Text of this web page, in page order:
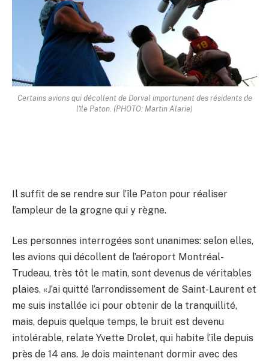
Certains avions qui décollent de Dorval importunent des résidents de
l'île Paton. (PHOTO: Martin Alarie)
Il suffit de se rendre sur l’île Paton pour réaliser
l’ampleur de la grogne qui y règne.
Les personnes interrogées sont unanimes: selon elles,
les avions qui décollent de l’aéroport Montréal-
Trudeau, très tôt le matin, sont devenus de véritables
plaies. «J’ai quitté l’arrondissement de Saint-Laurent et
me suis installée ici pour obtenir de la tranquillité,
mais, depuis quelque temps, le bruit est devenu
intolérable, relate Yvette Drolet, qui habite l’île depuis
près de 14 ans. Je dois maintenant dormir avec des